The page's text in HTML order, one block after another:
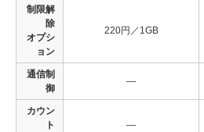
制限解
除
オプシ
ョン
220円／1GB
通信制
御
―
カウン
ト
―